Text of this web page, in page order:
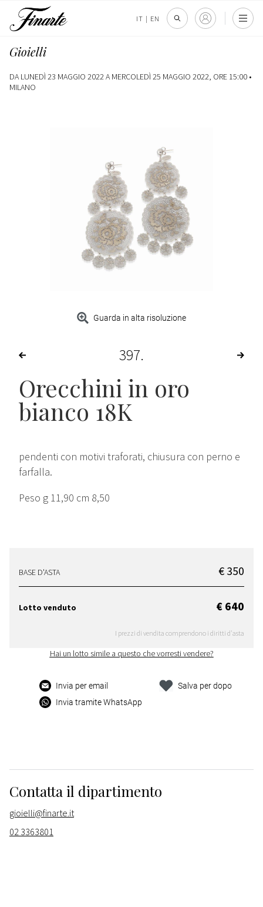
IT | EN
Gioielli
DA LUNEDÌ 23 MAGGIO 2022 A MERCOLEDÌ 25 MAGGIO 2022, ORE 15:00 •
MILANO
Guarda in alta risoluzione
397
Orecchini in oro
bianco 18K
pendenti con motivi traforati, chiusura con perno e
farfalla.
Peso g 11,90 cm 8,50
BASE D'ASTA € 350
Lotto venduto € 640
I prezzi di vendita comprendono i diritti d'asta
Hai un lotto simile a questo che vorresti vendere?
Invia per email
Invia tramite WhatsApp
Salva per dopo
Contatta il dipartimento
gioielli@finarte.it
02 3363801